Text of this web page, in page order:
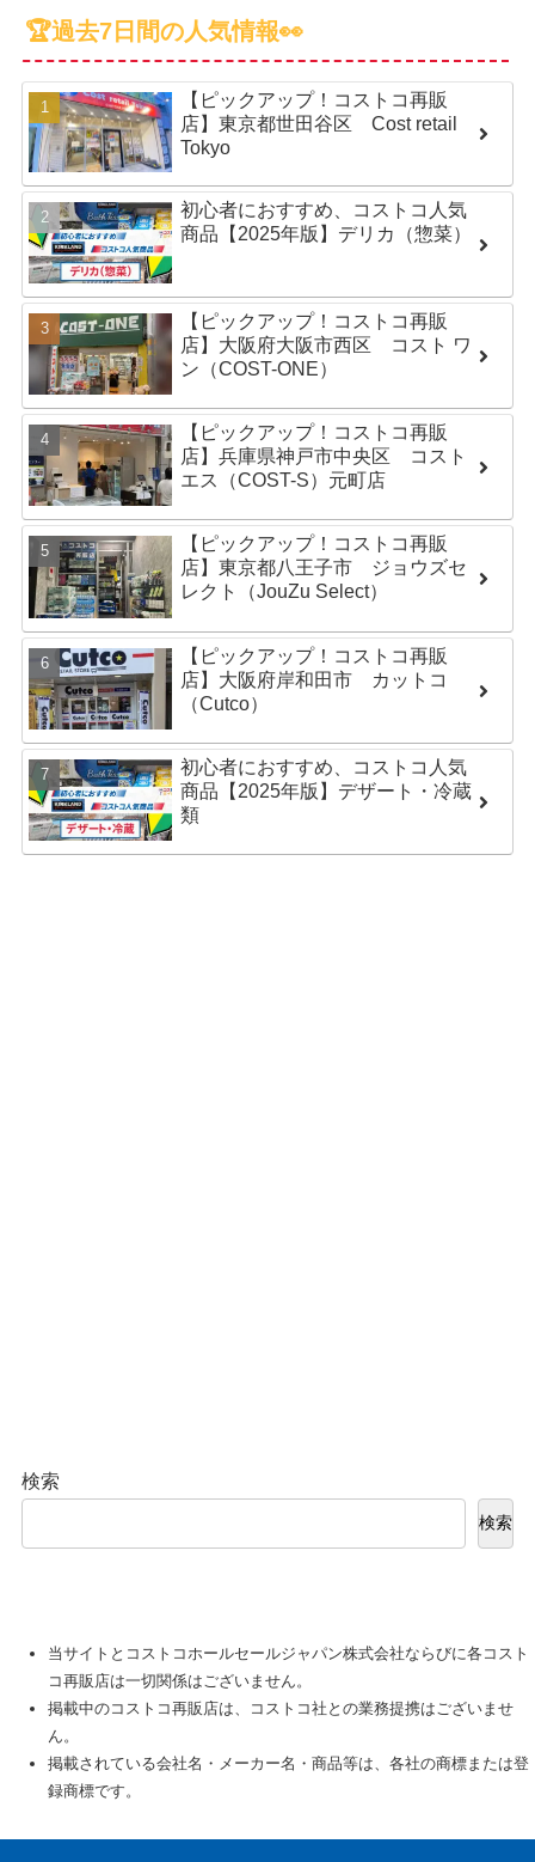
🏆過去7日間の人気情報👀
【ピックアップ！コストコ再販
店】東京都世田谷区 Cost retail
Tokyo
初心者におすすめ、コストコ人気
商品【2025年版】デリカ（惣菜）
【ピックアップ！コストコ再販
店】大阪府大阪市西区 コスト ワ
ン（COST-ONE）
【ピックアップ！コストコ再販
店】兵庫県神戸市中央区 コスト
エス（COST-S）元町店
【ピックアップ！コストコ再販
店】東京都八王子市 ジョウズセ
レクト（JouZu Select）
【ピックアップ！コストコ再販
店】大阪府岸和田市 カットコ
（Cutco）
初心者におすすめ、コストコ人気
商品【2025年版】デザート・冷蔵
類
検索
検索
当サイトとコストコホールセールジャパン株式会社ならびに各コスト
コ再販店は一切関係はございません。
掲載中のコストコ再販店は、コストコ社との業務提携はございませ
ん。
掲載されている会社名・メーカー名・商品等は、各社の商標または登
録商標です。